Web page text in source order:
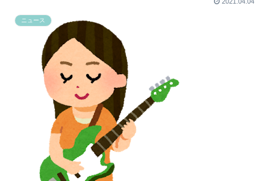
「トランプ級」戦艦、建造費は総額43兆円か
【悲報】京極はん「東京のうどんはカスや」
財布と金運
親しくもないのに家に上がりたがる人を断る方法
ぐらんぶる原作最新話、ヤバすぎる
ニュース